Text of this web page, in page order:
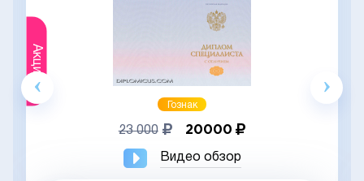
Акция
Гознак
23 000 20000
Видео обзор